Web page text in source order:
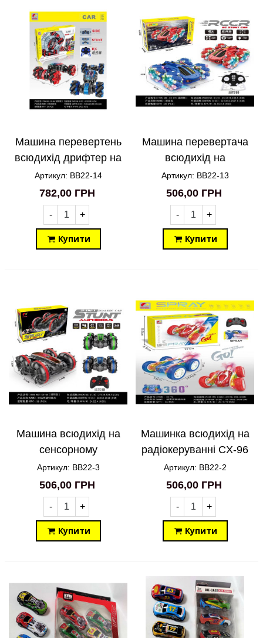
Машина перевертень
всюдихід дрифтер на
радіокеруванні CX-86
BB22-14
Артикул: BB22-14
782,00 ГРН
- +
Купити
Машина перевертача
всюдихід на
радіокеруванні RCCR
CX-81 BB22-13
Артикул: BB22-13
506,00 ГРН
- +
Купити
Машина всюдихід на
сенсорному
радіокеруванні
жестами/рукою CX-85
BB22-3
Артикул: BB22-3
506,00 ГРН
- +
Купити
Машинка всюдихід на
радіокеруванні CX-96
Turbo 360 BB22-2
Артикул: BB22-2
506,00 ГРН
- +
Купити